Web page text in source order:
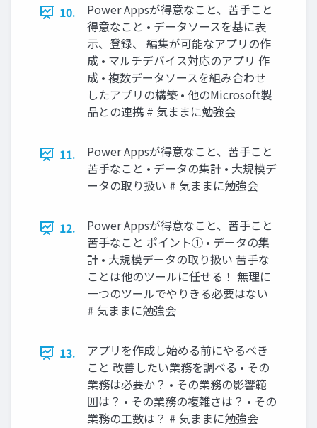
10.
Power Appsが得意なこと、苦手こと
得意なこと • データソースを基に表
示、登録、 編集が可能なアプリの作
成 • マルチデバイス対応のアプリ 作
成 • 複数データソースを組み合わせ
したアプリの構築 • 他のMicrosoft製
品との連携 # 気ままに勉強会
11.
Power Appsが得意なこと、苦手こと
苦手なこと • データの集計 • 大規模デ
ータの取り扱い # 気ままに勉強会
12.
Power Appsが得意なこと、苦手こと
苦手なこと ポイント① • データの集
計 • 大規模データの取り扱い 苦手な
ことは他のツールに任せる！ 無理に
一つのツールでやりきる必要はない
# 気ままに勉強会
13.
アプリを作成し始める前にやるべき
こと 改善したい業務を調べる • その
業務は必要か？ • その業務の影響範
囲は？ • その業務の複雑さは？ • その
業務の工数は？ # 気ままに勉強会